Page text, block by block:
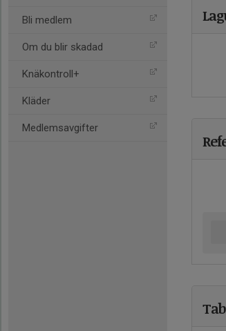
Bli medlem
Om du blir skadad
Knäkontroll+
Kläder
Medlemsavgifter